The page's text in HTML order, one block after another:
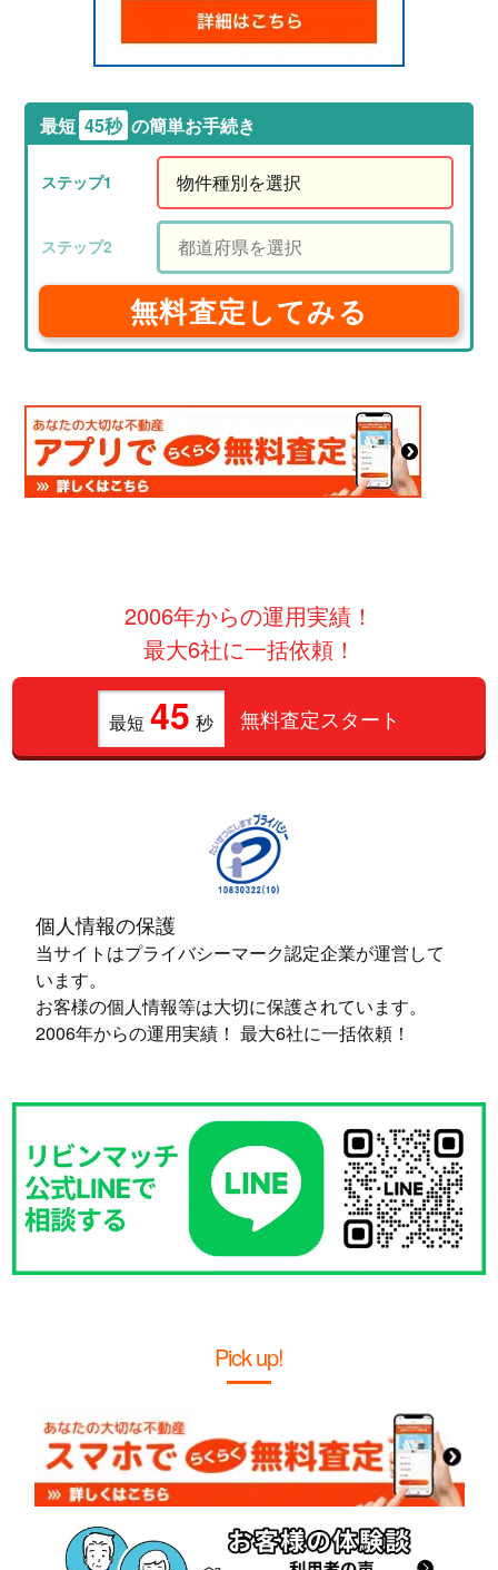
最短 45秒 の簡単お手続き
無料査定してみる
2006年からの運用実績！
最大6社に一括依頼！
最短 45 秒 無料査定スタート
個人情報の保護
当サイトはプライバシーマーク認定企業が運営して
います。
お客様の個人情報等は大切に保護されています。
2006年からの運用実績！ 最大6社に一括依頼！
Pick up!